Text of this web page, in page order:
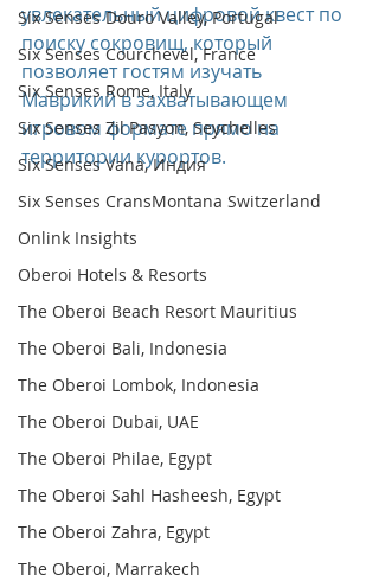
Six Senses Douro Valley, Portugal
Six Senses Courchevel, France
Six Senses Rome, Italy
Six Senses Zil Pasyon, Seychelles
Six Senses Vana, Индия
Six Senses CransMontana Switzerland
Onlink Insights
Oberoi Hotels & Resorts
The Oberoi Beach Resort Mauritius
The Oberoi Bali, Indonesia
The Oberoi Lombok, Indonesia
The Oberoi Dubai, UAE
The Oberoi Philae, Egypt
The Oberoi Sahl Hasheesh, Egypt
The Oberoi Zahra, Egypt
The Oberoi, Marrakech
увлекательный цифровой квест по
поиску сокровищ, который
позволяет гостям изучать
Маврикий в захватывающем
игровом формате прямо на
территории курортов.